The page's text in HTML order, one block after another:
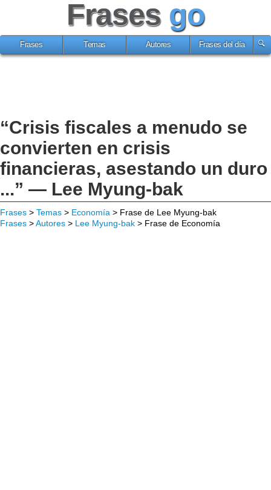
Frases go
Frases Temas Autores Frases del día
“Crisis fiscales a menudo se
convierten en crisis
financieras, asestando un duro
...” — Lee Myung-bak
Frases > Temas > Economía > Frase de Lee Myung-bak
Frases >Autores > Lee Myung-bak > Frase de Economía